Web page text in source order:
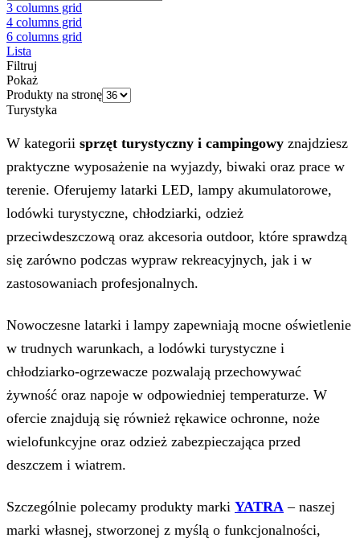
3 columns grid
4 columns grid
6 columns grid
Lista
Filtruj
Pokaż
Produkty na stronę
Turystyka
W kategorii sprzęt turystyczny i campingowy znajdziesz
praktyczne wyposażenie na wyjazdy, biwaki oraz prace w
terenie. Oferujemy latarki LED, lampy akumulatorowe,
lodówki turystyczne, chłodziarki, odzież
przeciwdeszczową oraz akcesoria outdoor, które sprawdzą
się zarówno podczas wypraw rekreacyjnych, jak i w
zastosowaniach profesjonalnych.
Nowoczesne latarki i lampy zapewniają mocne oświetlenie
w trudnych warunkach, a lodówki turystyczne i
chłodziarko-ogrzewacze pozwalają przechowywać
żywność oraz napoje w odpowiedniej temperaturze. W
ofercie znajdują się również rękawice ochronne, noże
wielofunkcyjne oraz odzież zabezpieczająca przed
deszczem i wiatrem.
Szczególnie polecamy produkty marki YATRA – naszej
marki własnej, stworzonej z myślą o funkcjonalności,